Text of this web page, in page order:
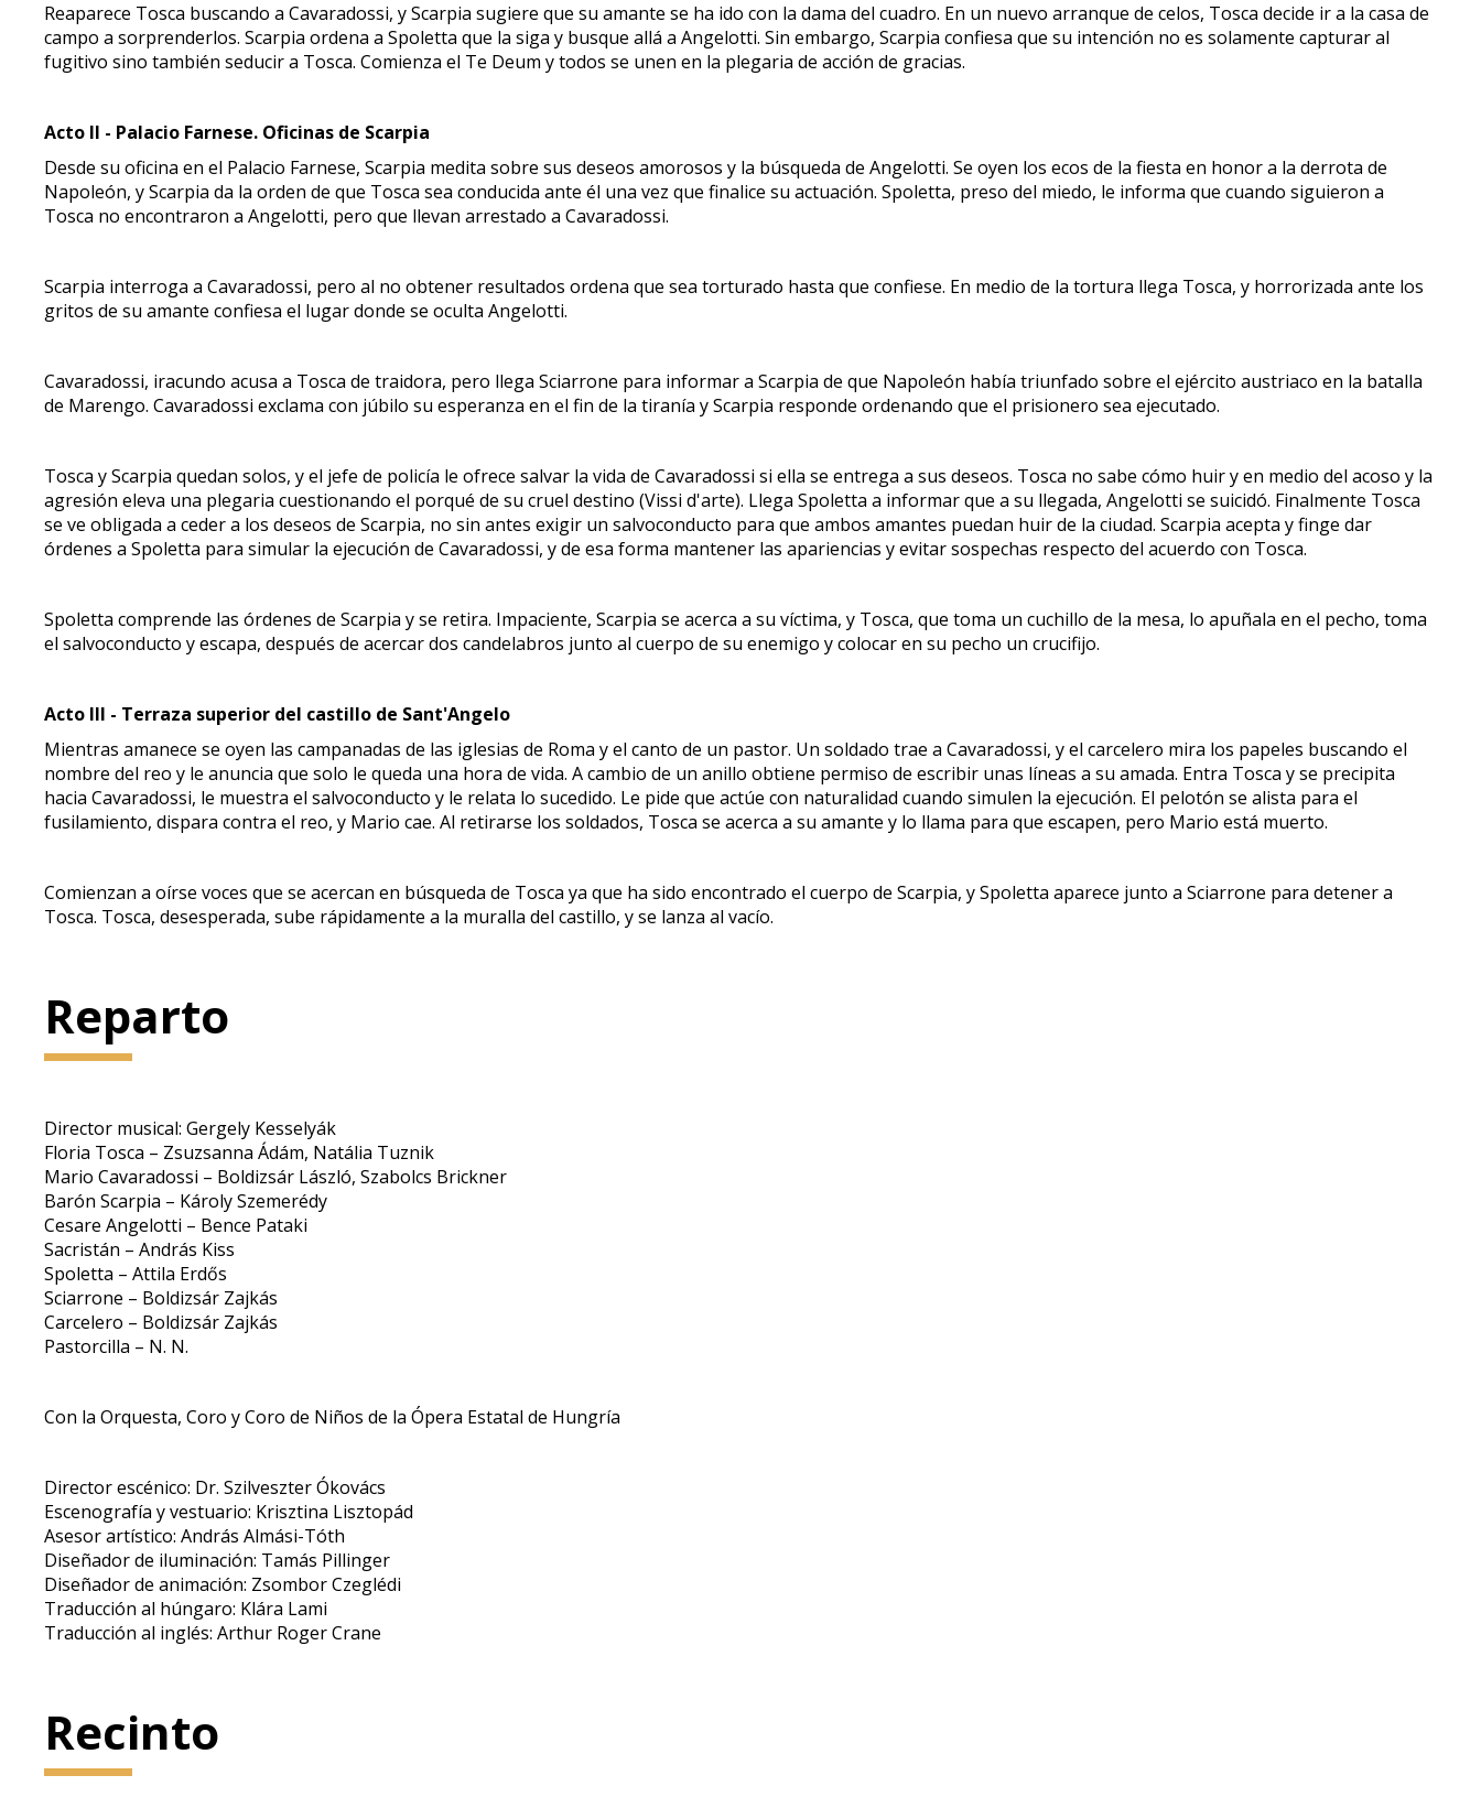
Reaparece Tosca buscando a Cavaradossi, y Scarpia sugiere que su amante se ha ido con la dama del cuadro. En un nuevo arranque de celos, Tosca decide ir a la casa de
campo a sorprenderlos. Scarpia ordena a Spoletta que la siga y busque allá a Angelotti. Sin embargo, Scarpia confiesa que su intención no es solamente capturar al
fugitivo sino también seducir a Tosca. Comienza el Te Deum y todos se unen en la plegaria de acción de gracias.
Acto II - Palacio Farnese. Oficinas de Scarpia
Desde su oficina en el Palacio Farnese, Scarpia medita sobre sus deseos amorosos y la búsqueda de Angelotti. Se oyen los ecos de la fiesta en honor a la derrota de
Napoleón, y Scarpia da la orden de que Tosca sea conducida ante él una vez que finalice su actuación. Spoletta, preso del miedo, le informa que cuando siguieron a
Tosca no encontraron a Angelotti, pero que llevan arrestado a Cavaradossi.
Scarpia interroga a Cavaradossi, pero al no obtener resultados ordena que sea torturado hasta que confiese. En medio de la tortura llega Tosca, y horrorizada ante los
gritos de su amante confiesa el lugar donde se oculta Angelotti.
Cavaradossi, iracundo acusa a Tosca de traidora, pero llega Sciarrone para informar a Scarpia de que Napoleón había triunfado sobre el ejército austriaco en la batalla
de Marengo. Cavaradossi exclama con júbilo su esperanza en el fin de la tiranía y Scarpia responde ordenando que el prisionero sea ejecutado.
Tosca y Scarpia quedan solos, y el jefe de policía le ofrece salvar la vida de Cavaradossi si ella se entrega a sus deseos. Tosca no sabe cómo huir y en medio del acoso y la
agresión eleva una plegaria cuestionando el porqué de su cruel destino (Vissi d'arte). Llega Spoletta a informar que a su llegada, Angelotti se suicidó. Finalmente Tosca
se ve obligada a ceder a los deseos de Scarpia, no sin antes exigir un salvoconducto para que ambos amantes puedan huir de la ciudad. Scarpia acepta y finge dar
órdenes a Spoletta para simular la ejecución de Cavaradossi, y de esa forma mantener las apariencias y evitar sospechas respecto del acuerdo con Tosca.
Spoletta comprende las órdenes de Scarpia y se retira. Impaciente, Scarpia se acerca a su víctima, y Tosca, que toma un cuchillo de la mesa, lo apuñala en el pecho, toma
el salvoconducto y escapa, después de acercar dos candelabros junto al cuerpo de su enemigo y colocar en su pecho un crucifijo.
Acto III - Terraza superior del castillo de Sant'Angelo
Mientras amanece se oyen las campanadas de las iglesias de Roma y el canto de un pastor. Un soldado trae a Cavaradossi, y el carcelero mira los papeles buscando el
nombre del reo y le anuncia que solo le queda una hora de vida. A cambio de un anillo obtiene permiso de escribir unas líneas a su amada. Entra Tosca y se precipita
hacia Cavaradossi, le muestra el salvoconducto y le relata lo sucedido. Le pide que actúe con naturalidad cuando simulen la ejecución. El pelotón se alista para el
fusilamiento, dispara contra el reo, y Mario cae. Al retirarse los soldados, Tosca se acerca a su amante y lo llama para que escapen, pero Mario está muerto.
Comienzan a oírse voces que se acercan en búsqueda de Tosca ya que ha sido encontrado el cuerpo de Scarpia, y Spoletta aparece junto a Sciarrone para detener a
Tosca. Tosca, desesperada, sube rápidamente a la muralla del castillo, y se lanza al vacío.
Reparto
Director musical: Gergely Kesselyák
Floria Tosca – Zsuzsanna Ádám, Natália Tuznik
Mario Cavaradossi – Boldizsár László, Szabolcs Brickner
Barón Scarpia – Károly Szemerédy
Cesare Angelotti – Bence Pataki
Sacristán – András Kiss
Spoletta – Attila Erdős
Sciarrone – Boldizsár Zajkás
Carcelero – Boldizsár Zajkás
Pastorcilla – N. N.
Con la Orquesta, Coro y Coro de Niños de la Ópera Estatal de Hungría
Director escénico: Dr. Szilveszter Ókovács
Escenografía y vestuario: Krisztina Lisztopád
Asesor artístico: András Almási-Tóth
Diseñador de iluminación: Tamás Pillinger
Diseñador de animación: Zsombor Czeglédi
Traducción al húngaro: Klára Lami
Traducción al inglés: Arthur Roger Crane
Recinto